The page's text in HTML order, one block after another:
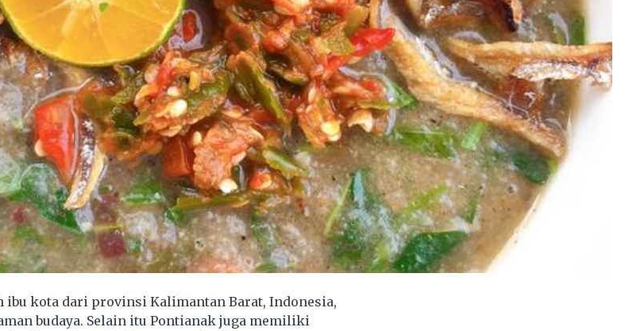
ibu kota dari provinsi Kalimantan Barat, Indonesia,
budaya. Selain itu Pontianak juga memiliki